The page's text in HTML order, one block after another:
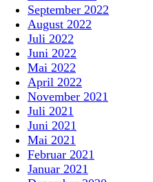
September 2022
August 2022
Juli 2022
Juni 2022
Mai 2022
April 2022
November 2021
Juli 2021
Juni 2021
Mai 2021
Februar 2021
Januar 2021